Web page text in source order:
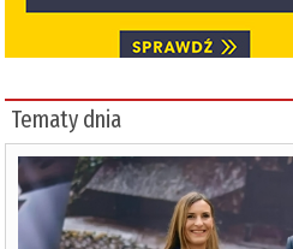
Tematy dnia